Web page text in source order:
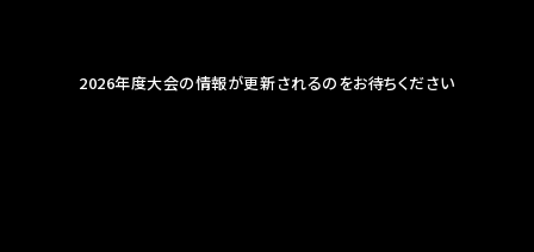
2026年度大会の情報が更新されるのをお待ちください